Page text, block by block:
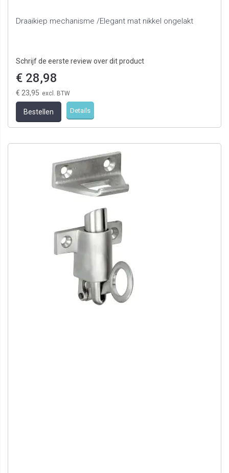
Draaikiep mechanisme /Elegant mat nikkel ongelakt
Schrijf de eerste review over dit product
€ 28,98
€ 23,95
Bestellen Details